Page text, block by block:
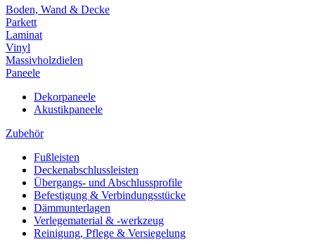
Boden, Wand & Decke
Parkett
Laminat
Vinyl
Massivholzdielen
Paneele
Dekorpaneele
Akustikpaneele
Zubehör
Fußleisten
Deckenabschlussleisten
Übergangs- und Abschlussprofile
Befestigung & Verbindungsstücke
Dämmunterlagen
Verlegematerial & -werkzeug
Reinigung, Pflege & Versiegelung